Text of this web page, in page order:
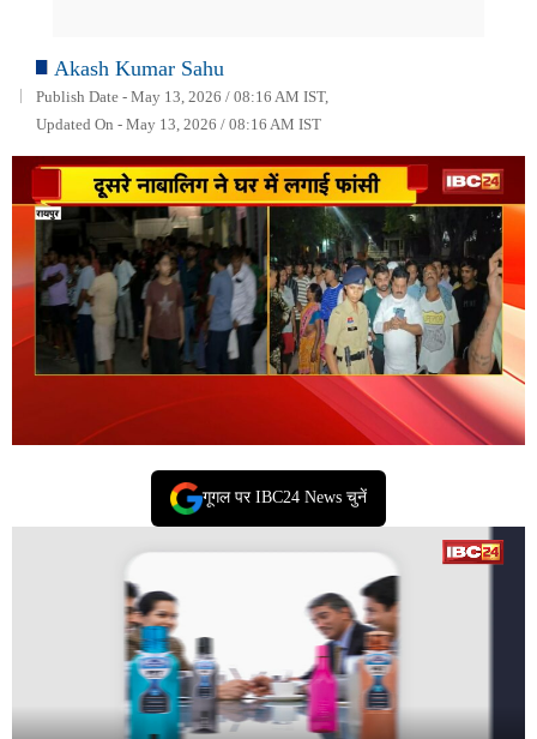
Akash Kumar Sahu
Publish Date - May 13, 2026 / 08:16 AM IST,
Updated On - May 13, 2026 / 08:16 AM IST
गूगल पर IBC24 News चुनें